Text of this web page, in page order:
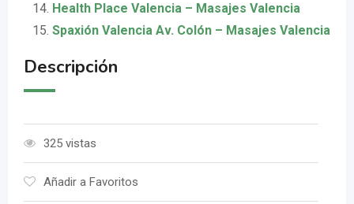
Health Place Valencia – Masajes Valencia
Spaxión Valencia Av. Colón – Masajes Valencia
Descripción
325 vistas
Añadir a Favoritos